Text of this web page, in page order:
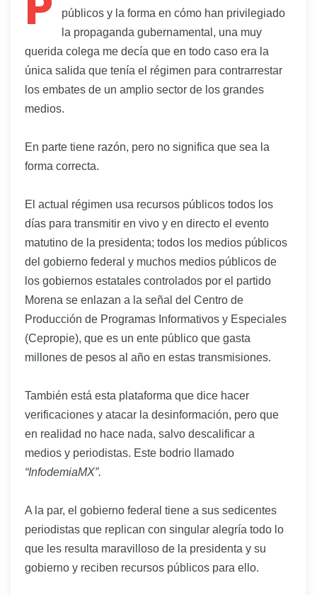
públicos y la forma en cómo han privilegiado
la propaganda gubernamental, una muy
querida colega me decía que en todo caso era la
única salida que tenía el régimen para contrarrestar
los embates de un amplio sector de los grandes
medios.
En parte tiene razón, pero no significa que sea la
forma correcta.
El actual régimen usa recursos públicos todos los
días para transmitir en vivo y en directo el evento
matutino de la presidenta; todos los medios públicos
del gobierno federal y muchos medios públicos de
los gobiernos estatales controlados por el partido
Morena se enlazan a la señal del Centro de
Producción de Programas Informativos y Especiales
(Cepropie), que es un ente público que gasta
millones de pesos al año en estas transmisiones.
También está esta plataforma que dice hacer
verificaciones y atacar la desinformación, pero que
en realidad no hace nada, salvo descalificar a
medios y periodistas. Este bodrio llamado
“InfodemiaMX”.
A la par, el gobierno federal tiene a sus sedicentes
periodistas que replican con singular alegría todo lo
que les resulta maravilloso de la presidenta y su
gobierno y reciben recursos públicos para ello.